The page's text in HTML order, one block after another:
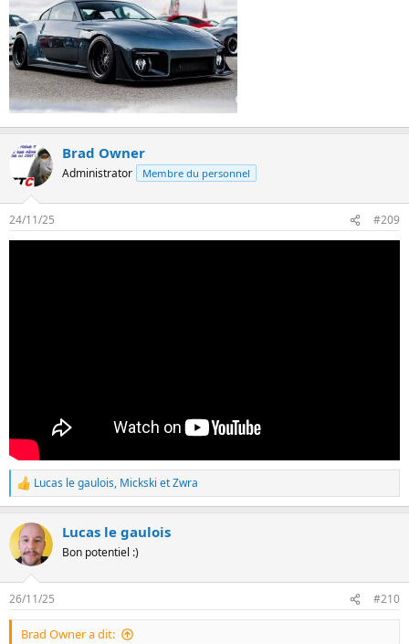
Brad Owner
Administrator Membre du personnel
24/11/25 #209
L
e
r
é
a
i
o
Lucas le gaulois, Mickski etZwra
Lucas le gaulois
Bon potentiel :)
26/11/25 #210
Brad Owner a dit: